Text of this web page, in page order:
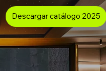
Descargar catálogo 2025